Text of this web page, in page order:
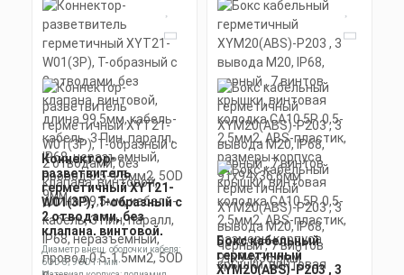
Коннектор-
разветвитель
герметичный XYT21-
W01(3P), T-образный с
2 отводами, без
клапана, винтовой,
длина 99,5мм, кабель-
кабель, 3 Пин, паралл,
Диаметр внеш. оболочки кабеля:
6OD 8; 9OD11 мм
Бокс кабельный
герметичный
XYM20(ABS)-P203 , 3